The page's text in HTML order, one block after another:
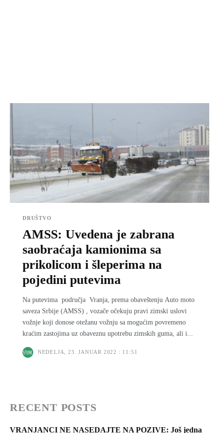
DRUŠTVO
AMSS: Uvedena je zabrana
saobraćaja kamionima sa
prikolicom i šleperima na
pojedini putevima
Na putevima područja Vranja, prema obaveštenju Auto moto
saveza Srbije (AMSS) , vozače očekuju pravi zimski uslovi
vožnje koji donose otežanu vožnju sa mogućim povremeno
kraćim zastojima uz obaveznu upotrebu zimskih guma, ali i...
NEDELJA, 23. JANUAR 2022 : 11:51
RECENT POSTS
VRANJANCI NE NASEDAJTE NA POZIVE: Još jedna